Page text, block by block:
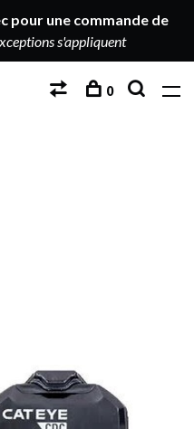
pour une commande de
s'appliquent
0